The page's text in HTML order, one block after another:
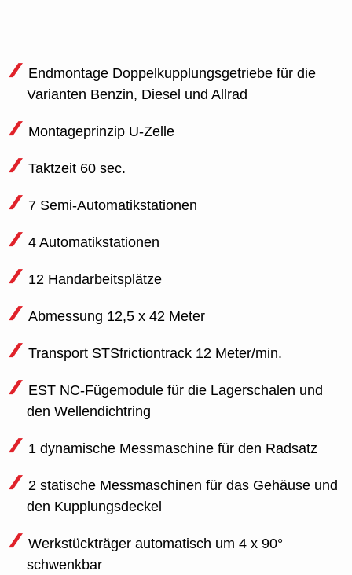
Endmontage Doppelkupplungsgetriebe für die
Varianten Benzin, Diesel und Allrad
Montageprinzip U-Zelle
Taktzeit 60 sec.
7 Semi-Automatikstationen
4 Automatikstationen
12 Handarbeitsplätze
Abmessung 12,5 x 42 Meter
Transport STSfrictiontrack 12 Meter/min.
EST NC-Fügemodule für die Lagerschalen und
den Wellendichtring
1 dynamische Messmaschine für den Radsatz
2 statische Messmaschinen für das Gehäuse und
den Kupplungsdeckel
Werkstückträger automatisch um 4 x 90°
schwenkbar